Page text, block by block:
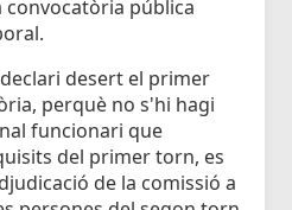
pública
desert el primer
perquè no s'hi hagi
funcionari que
del primer torn, es
de la comissió a